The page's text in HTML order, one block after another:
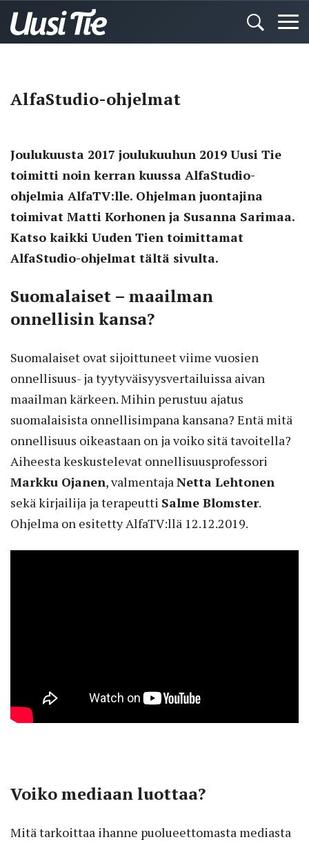
AlfaStudio-ohjelmat
Joulukuusta 2017 joulukuuhun 2019 Uusi Tie
toimitti noin kerran kuussa AlfaStudio-
ohjelmia AlfaTV:lle. Ohjelman juontajina
toimivat Matti Korhonen ja Susanna Sarimaa.
Katso kaikki Uuden Tien toimittamat
AlfaStudio-ohjelmat tältä sivulta.
Suomalaiset – maailman
onnellisin kansa?
Suomalaiset ovat sijoittuneet viime vuosien
onnellisuus- ja tyytyväisyysvertailuissa aivan
maailman kärkeen. Mihin perustuu ajatus
suomalaisista onnellisimpana kansana? Entä mitä
onnellisuus oikeastaan on ja voiko sitä tavoitella?
Aiheesta keskustelevat onnellisuusprofessori
Markku Ojanen, valmentajaNetta Lehtonen
sekä kirjailija ja terapeutti Salme Blomster.
Ohjelma on esitetty AlfaTV:llä 12.12.2019.
Voiko mediaan luottaa?
Mitä tarkoittaa ihanne puolueettomasta mediasta